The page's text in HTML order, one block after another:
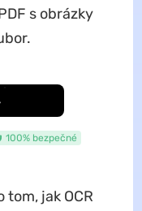
s obrázky
100% bezpečné
jak OCR